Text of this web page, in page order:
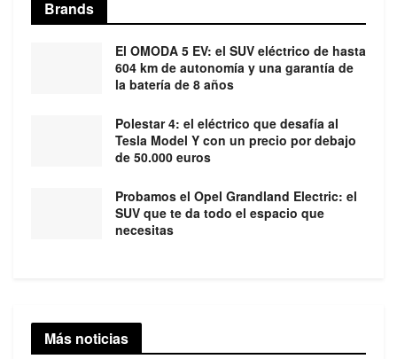
Brands
El OMODA 5 EV: el SUV eléctrico de hasta
604 km de autonomía y una garantía de
la batería de 8 años
Polestar 4: el eléctrico que desafía al
Tesla Model Y con un precio por debajo
de 50.000 euros
Probamos el Opel Grandland Electric: el
SUV que te da todo el espacio que
necesitas
Más noticias